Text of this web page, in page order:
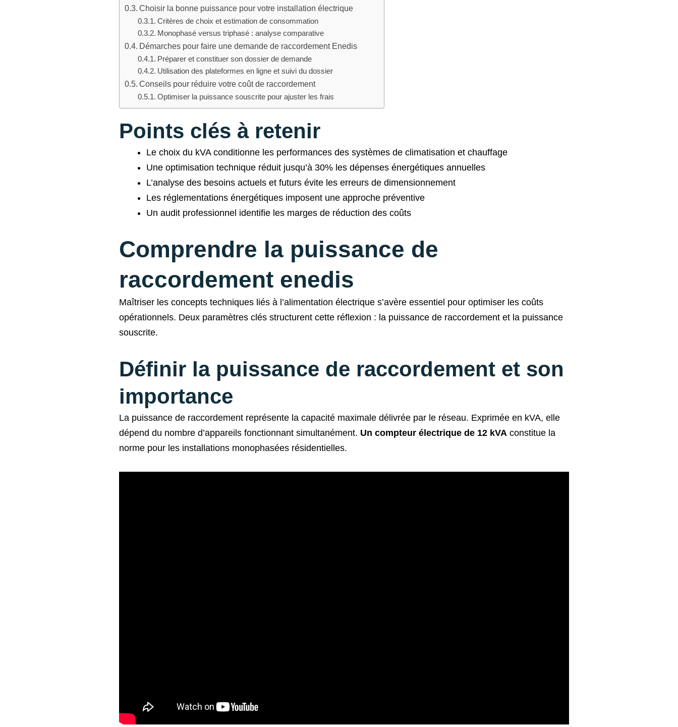
Choisir la bonne puissance pour votre installation électrique
Critères de choix et estimation de consommation
Monophasé versus triphasé : analyse comparative
Démarches pour faire une demande de raccordement Enedis
Préparer et constituer son dossier de demande
Utilisation des plateformes en ligne et suivi du dossier
Conseils pour réduire votre coût de raccordement
Optimiser la puissance souscrite pour ajuster les frais
Points clés à retenir
Le choix du kVA conditionne les performances des systèmes de climatisation et chauffage
Une optimisation technique réduit jusqu’à 30% les dépenses énergétiques annuelles
L’analyse des besoins actuels et futurs évite les erreurs de dimensionnement
Les réglementations énergétiques imposent une approche préventive
Un audit professionnel identifie les marges de réduction des coûts
Comprendre la puissance de
raccordement enedis
Maîtriser les concepts techniques liés à l’alimentation électrique s’avère essentiel pour optimiser les coûts
opérationnels. Deux paramètres clés structurent cette réflexion : la puissance de raccordement et la puissance
souscrite.
Définir la puissance de raccordement et son
importance
La puissance de raccordement représente la capacité maximale délivrée par le réseau. Exprimée en kVA, elle
dépend du nombre d’appareils fonctionnant simultanément. Un compteur électrique de 12 kVA constitue la
norme pour les installations monophasées résidentielles.